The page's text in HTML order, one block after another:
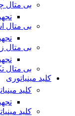
بی متال
بی متال
بی متال
بی متال
کلید مینیاتوری
کلید
کلید